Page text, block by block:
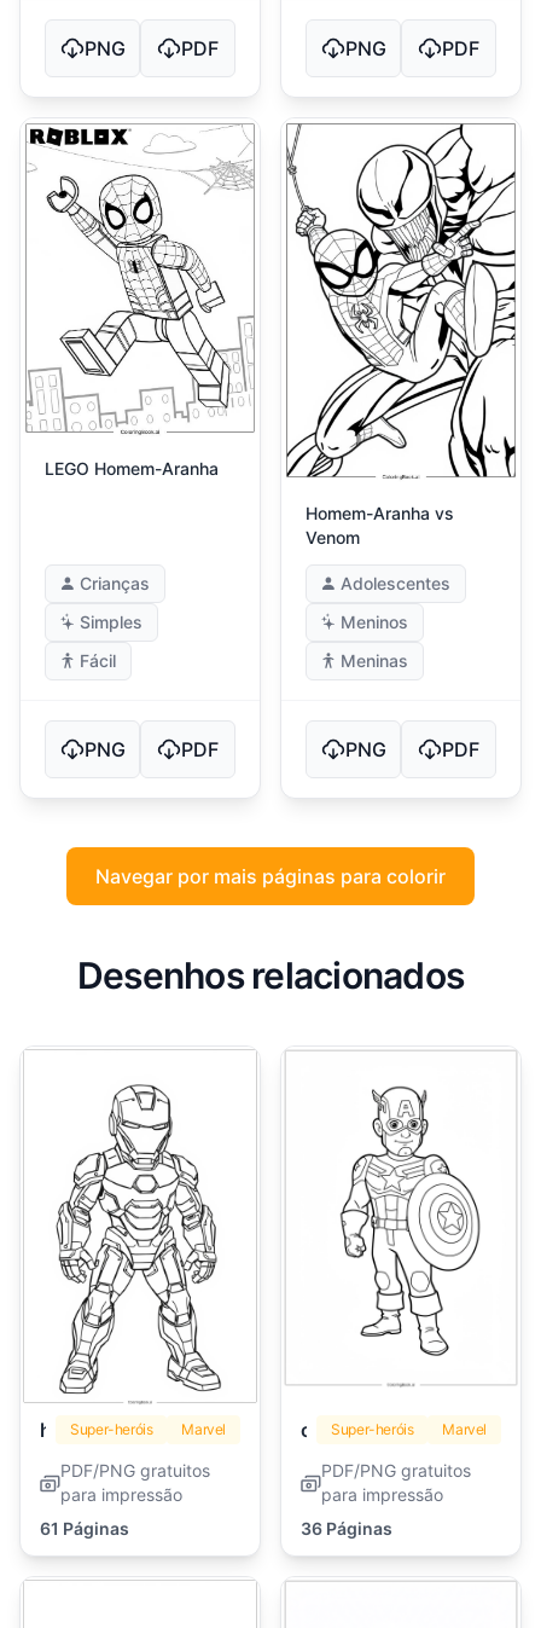
PNG PDF PNG PDF
LEGO Homem-Aranha
Crianças
Simples
Fácil
PNG PDF
Homem-Aranha vs
Venom
Adolescentes
Meninos
Meninas
PNG PDF
Navegar por mais páginas para colorir
Desenhos relacionados
Super-heróis Marvel
PDF/PNG gratuitos
para impressão
61 Páginas
Super-heróis Marvel
PDF/PNG gratuitos
para impressão
36 Páginas